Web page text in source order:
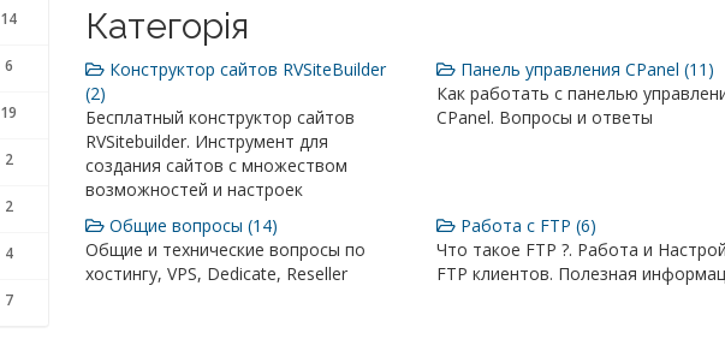
14
6
19
2
2
4
7
Категорія
Конструктор сайтов RVSiteBuilder
(2)
Бесплатный конструктор сайтов
RVSitebuilder. Инструмент для
создания сайтов с множеством
возможностей и настроек
Панель управления CPanel (11)
Как работать с панелью
CPanel. Вопросы и ответы
Общие вопросы (14)
Общие и технические вопросы по
хостингу, VPS, Dedicate, Reseller
Работа с FTP (6)
Что такое FTP ?. Работа и
FTP клиентов. Полезная